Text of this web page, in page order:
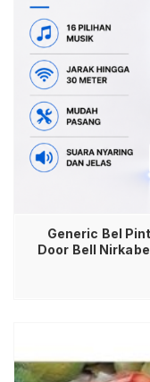
Generic Bel
Door Bell
Baterai Bel